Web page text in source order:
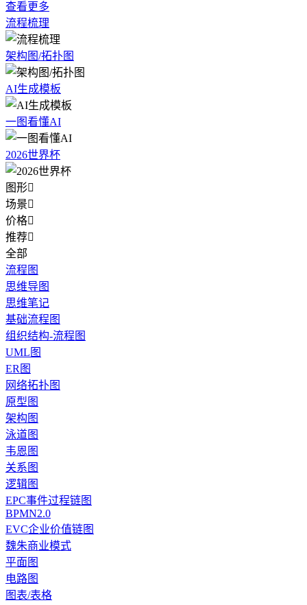
查看更多
流程梳理
架构图/拓扑图
AI生成模板
一图看懂AI
2026世界杯
图形
场景
价格
推荐
全部
流程图
思维导图
思维笔记
基础流程图
组织结构-流程图
UML图
ER图
网络拓扑图
原型图
架构图
泳道图
韦恩图
关系图
逻辑图
EPC事件过程链图
BPMN2.0
EVC企业价值链图
魏朱商业模式
平面图
电路图
图表/表格